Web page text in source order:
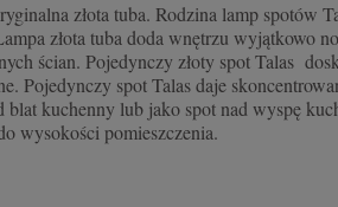
złota tuba. Rodzina lamp spotów
złota tuba doda wnętrzu wyjątkowo
ścian. Pojedynczy złoty spot Talas
Pojedynczy spot Talas daje
kuchenny lub jako spot nad wyspę
wysokości pomieszczenia.